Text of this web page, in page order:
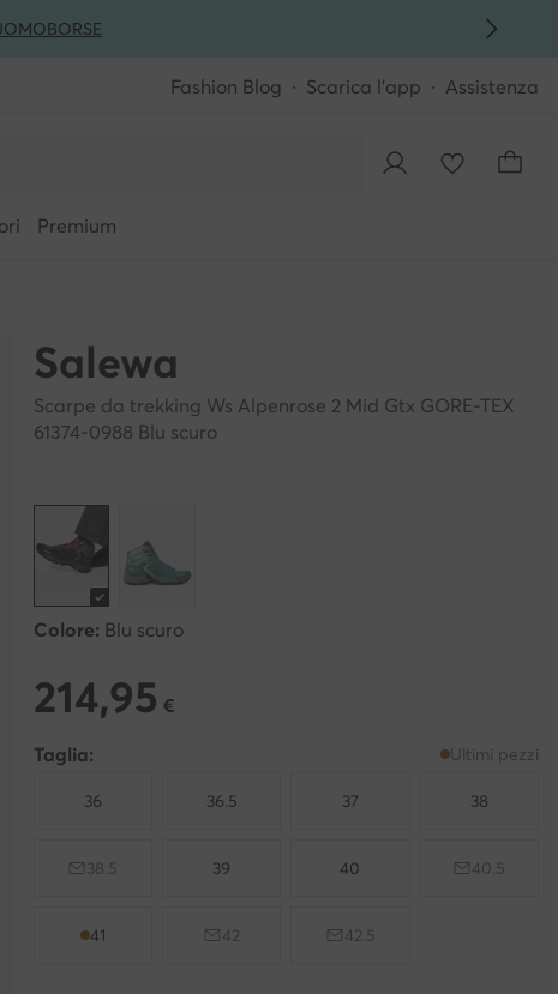
BORSE
Fashion Blog Scarica l'app Assistenza
Premium
Salewa
Scarpe da trekking Ws Alpenrose 2 Mid Gtx GORE-TEX
61374-0988 Blu scuro
Colore: Blu scuro
214,95 €
214,95 €
Taglia: Ultimi pezzi
36 36.5 37 38
38.5 39 40 40.5
41 42 42.5